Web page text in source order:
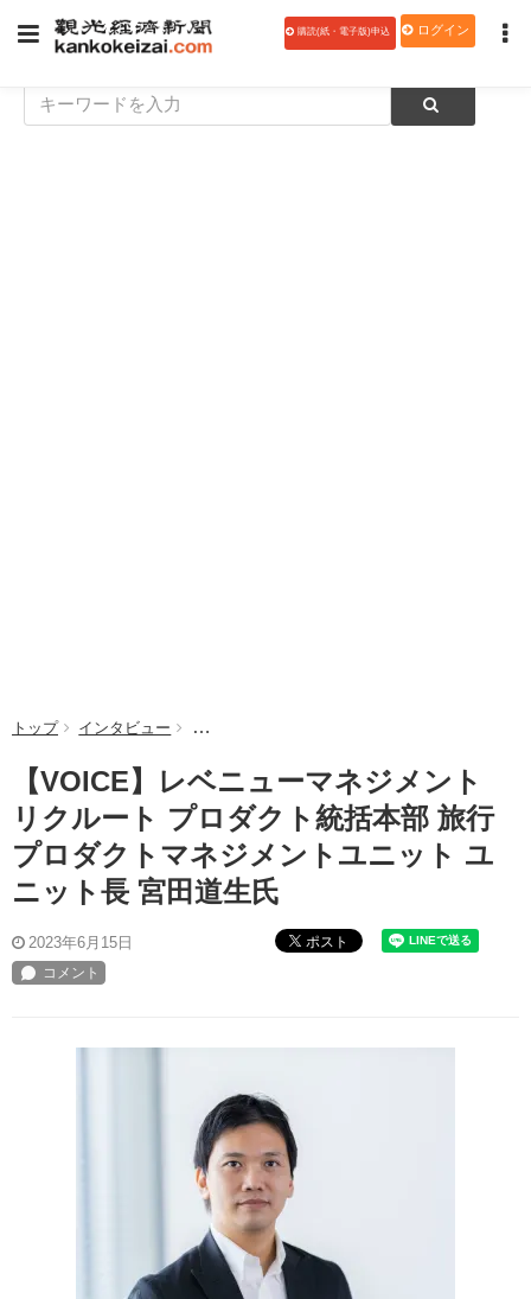
購読(紙・電子版)申込 ログイン
トップ インタビュー 【VOICE】レベニューマネジメント リクルー
【VOICE】レベニューマネジメント
リクルート プロダクト統括本部 旅行
プロダクトマネジメントユニット ユ
ニット長 宮田道生氏
2023年6月15日 ポスト